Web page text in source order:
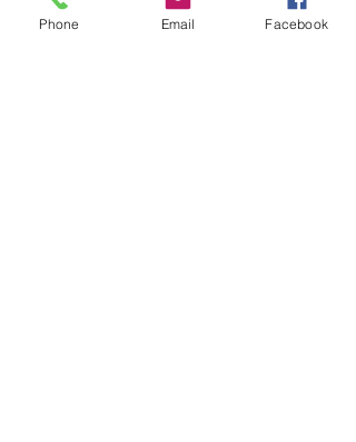
最新記事 すべて表示
Phone Email Facebook